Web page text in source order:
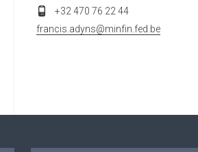
+32 470 76 22 44
francis.adyns@minfin.fed.be